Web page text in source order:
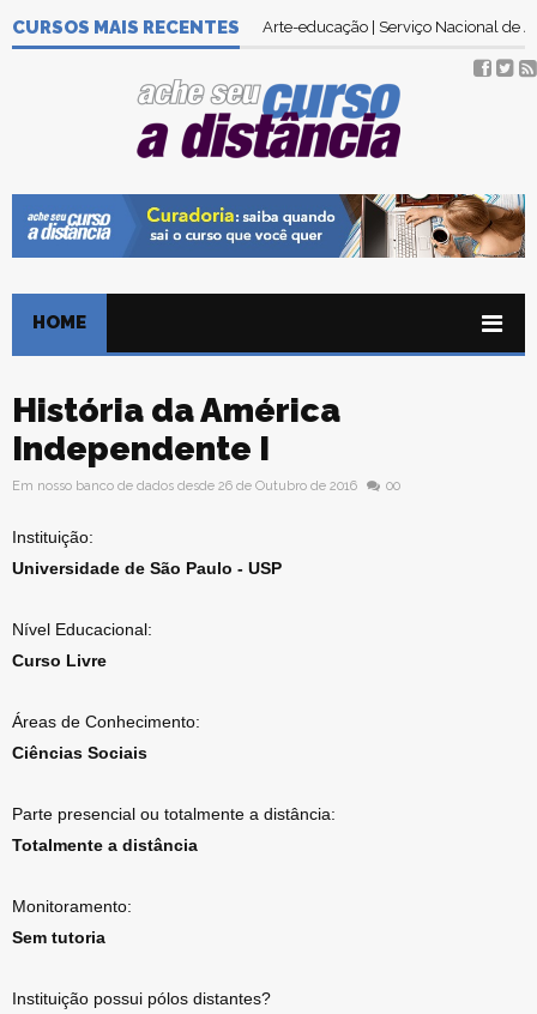
CURSOS MAIS RECENTES Arte-educação | Serviço Nacional de
HOME
História da América
Independente I
Em nosso banco de dados desde 26 de Outubro de 2016 00
Instituição:
Universidade de São Paulo - USP
Nível Educacional:
Curso Livre
Áreas de Conhecimento:
Ciências Sociais
Parte presencial ou totalmente a distância:
Totalmente a distância
Monitoramento:
Sem tutoria
Instituição possui pólos distantes?